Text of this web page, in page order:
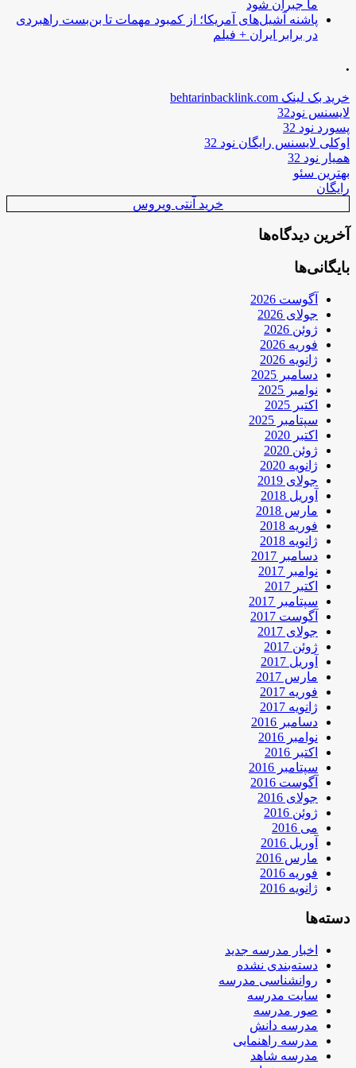
ما جبران شود
پاشنه آشیل‌های آمریکا؛ از کمبود مهمات تا بن‌بست راهبردی
در برابر ایران + فیلم
.
خرید بک لینک behtarinbacklink.com
لایسنس نود32
پسورد نود 32
اوکلی لایسنس رایگان نود 32
همیار نود 32
بهترین سئو
رایگان
خرید آنتی ویروس
آخرین دیدگاه‌ها
بایگانی‌ها
آگوست 2026
جولای 2026
ژوئن 2026
فوریه 2026
ژانویه 2026
دسامبر 2025
نوامبر 2025
اکتبر 2025
سپتامبر 2025
اکتبر 2020
ژوئن 2020
ژانویه 2020
جولای 2019
آوریل 2018
مارس 2018
فوریه 2018
ژانویه 2018
دسامبر 2017
نوامبر 2017
اکتبر 2017
سپتامبر 2017
آگوست 2017
جولای 2017
ژوئن 2017
آوریل 2017
مارس 2017
فوریه 2017
ژانویه 2017
دسامبر 2016
نوامبر 2016
اکتبر 2016
سپتامبر 2016
آگوست 2016
جولای 2016
ژوئن 2016
می 2016
آوریل 2016
مارس 2016
فوریه 2016
ژانویه 2016
دسته‌ها
اخبار مدرسه جدید
دسته‌بندی نشده
روانشناسی مدرسه
سایت مدرسه
صور مدرسه
مدرسه دانش
مدرسه راهنمایی
مدرسه شاهد